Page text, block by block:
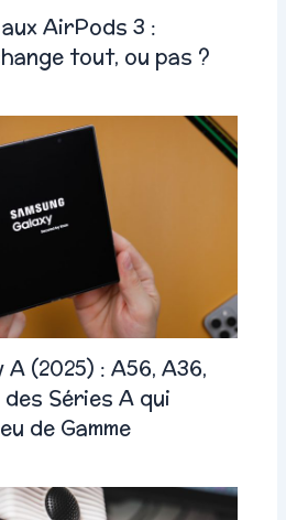
AirPods 3 :
tout, ou pas ?
A (2025) : A56, A36,
Séries A qui
de Gamme